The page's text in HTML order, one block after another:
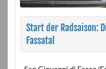
Start der Radsaison:
Fassatal